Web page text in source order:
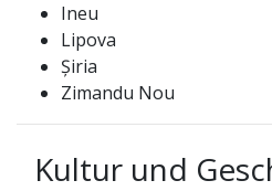
Ineu
Lipova
Șiria
Zimandu Nou
Kultur und